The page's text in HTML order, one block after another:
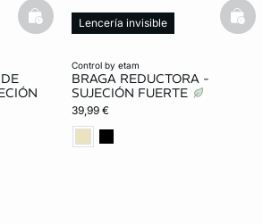
basketfull
control by etam
BRAGA REDUCTORA -
SUJECIÓN FUERTE
39,99 €
Lencería invisible